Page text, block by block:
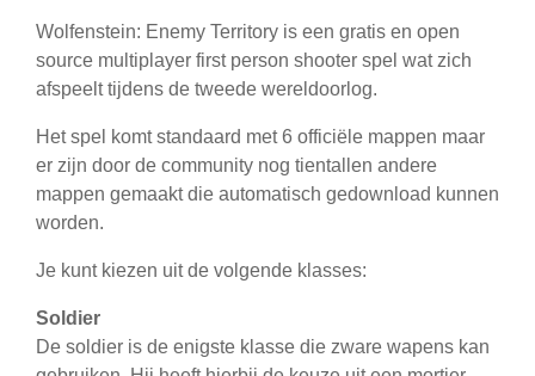
Wolfenstein: Enemy Territory is een gratis en open
source multiplayer first person shooter spel wat zich
afspeelt tijdens de tweede wereldoorlog.
Het spel komt standaard met 6 officiële mappen maar
er zijn door de community nog tientallen andere
mappen gemaakt die automatisch gedownload kunnen
worden.
Je kunt kiezen uit de volgende klasses:
Soldier
De soldier is de enigste klasse die zware wapens kan